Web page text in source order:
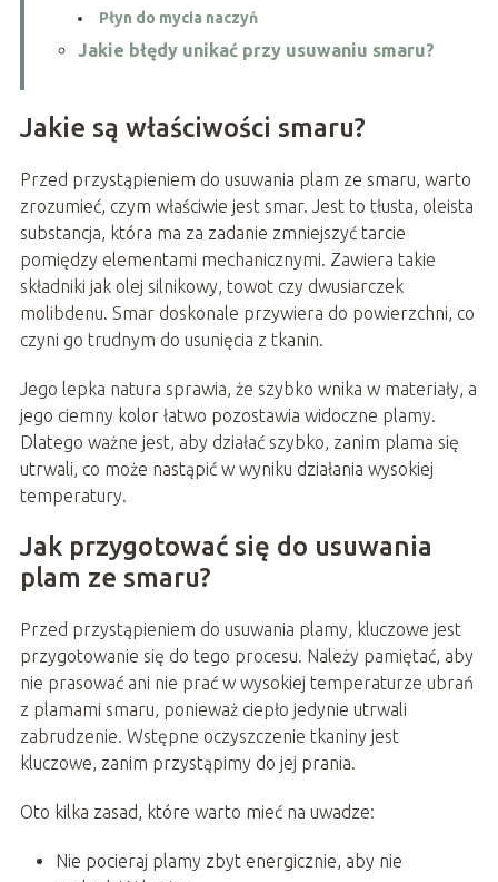
Płyn do mycia naczyń
Jakie błędy unikać przy usuwaniu smaru?
Jakie są właściwości smaru?
Przed przystąpieniem do usuwania plam ze smaru, warto
zrozumieć, czym właściwie jest smar. Jest to tłusta, oleista
substancja, która ma za zadanie zmniejszyć tarcie
pomiędzy elementami mechanicznymi. Zawiera takie
składniki jak olej silnikowy, towot czy dwusiarczek
molibdenu. Smar doskonale przywiera do powierzchni, co
czyni go trudnym do usunięcia z tkanin.
Jego lepka natura sprawia, że szybko wnika w materiały, a
jego ciemny kolor łatwo pozostawia widoczne plamy.
Dlatego ważne jest, aby działać szybko, zanim plama się
utrwali, co może nastąpić w wyniku działania wysokiej
temperatury.
Jak przygotować się do usuwania
plam ze smaru?
Przed przystąpieniem do usuwania plamy, kluczowe jest
przygotowanie się do tego procesu. Należy pamiętać, aby
nie prasować ani nie prać w wysokiej temperaturze ubrań
z plamami smaru, ponieważ ciepło jedynie utrwali
zabrudzenie. Wstępne oczyszczenie tkaniny jest
kluczowe, zanim przystąpimy do jej prania.
Oto kilka zasad, które warto mieć na uwadze:
Nie pocieraj plamy zbyt energicznie, aby nie